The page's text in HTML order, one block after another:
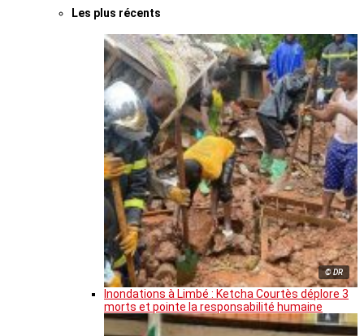
Les plus récents
© DR
Inondations à Limbé : Ketcha Courtès déplore 3
morts et pointe la responsabilité humaine